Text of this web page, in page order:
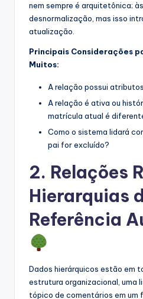
nem sempre é arquitetônica;
desnormalização, mas isso
atualização.
Principais Considerações
Muitos:
A relação possui
A relação é ativa ou
matrícula atual é
Como o sistema lidará
pai for excluído?
2. Relações
Hierarquias
Referência
Dados hierárquicos estão em
estrutura organizacional, uma
tópico de comentários em um